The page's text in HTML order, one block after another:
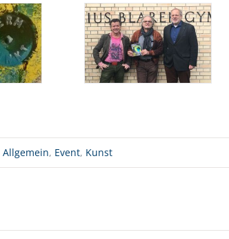
Allgemein, Event, Kunst